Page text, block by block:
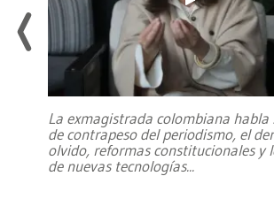
La exmagistrada colombiana habla
de contrapeso del periodismo, el
olvido, reformas constitucionales y
de nuevas tecnologías...